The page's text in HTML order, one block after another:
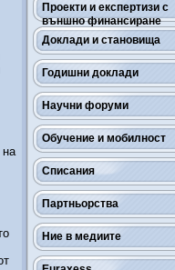
Проекти и експертизи с
външно финансиране
Доклади и становища
Годишни доклади
Научни форуми
Обучение и мобилност
Списания
Партньорства
Ние в медиите
на